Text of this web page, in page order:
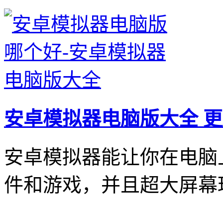
安卓模拟器电脑版大全
安卓模拟器能让你在电
件和游戏，并且超大屏